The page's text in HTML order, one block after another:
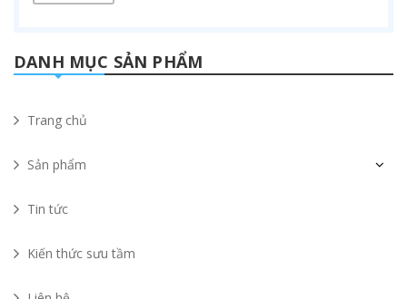
DANH MỤC SẢN PHẨM
Trang chủ
Sản phẩm
Tin tức
Kiến thức sưu tầm